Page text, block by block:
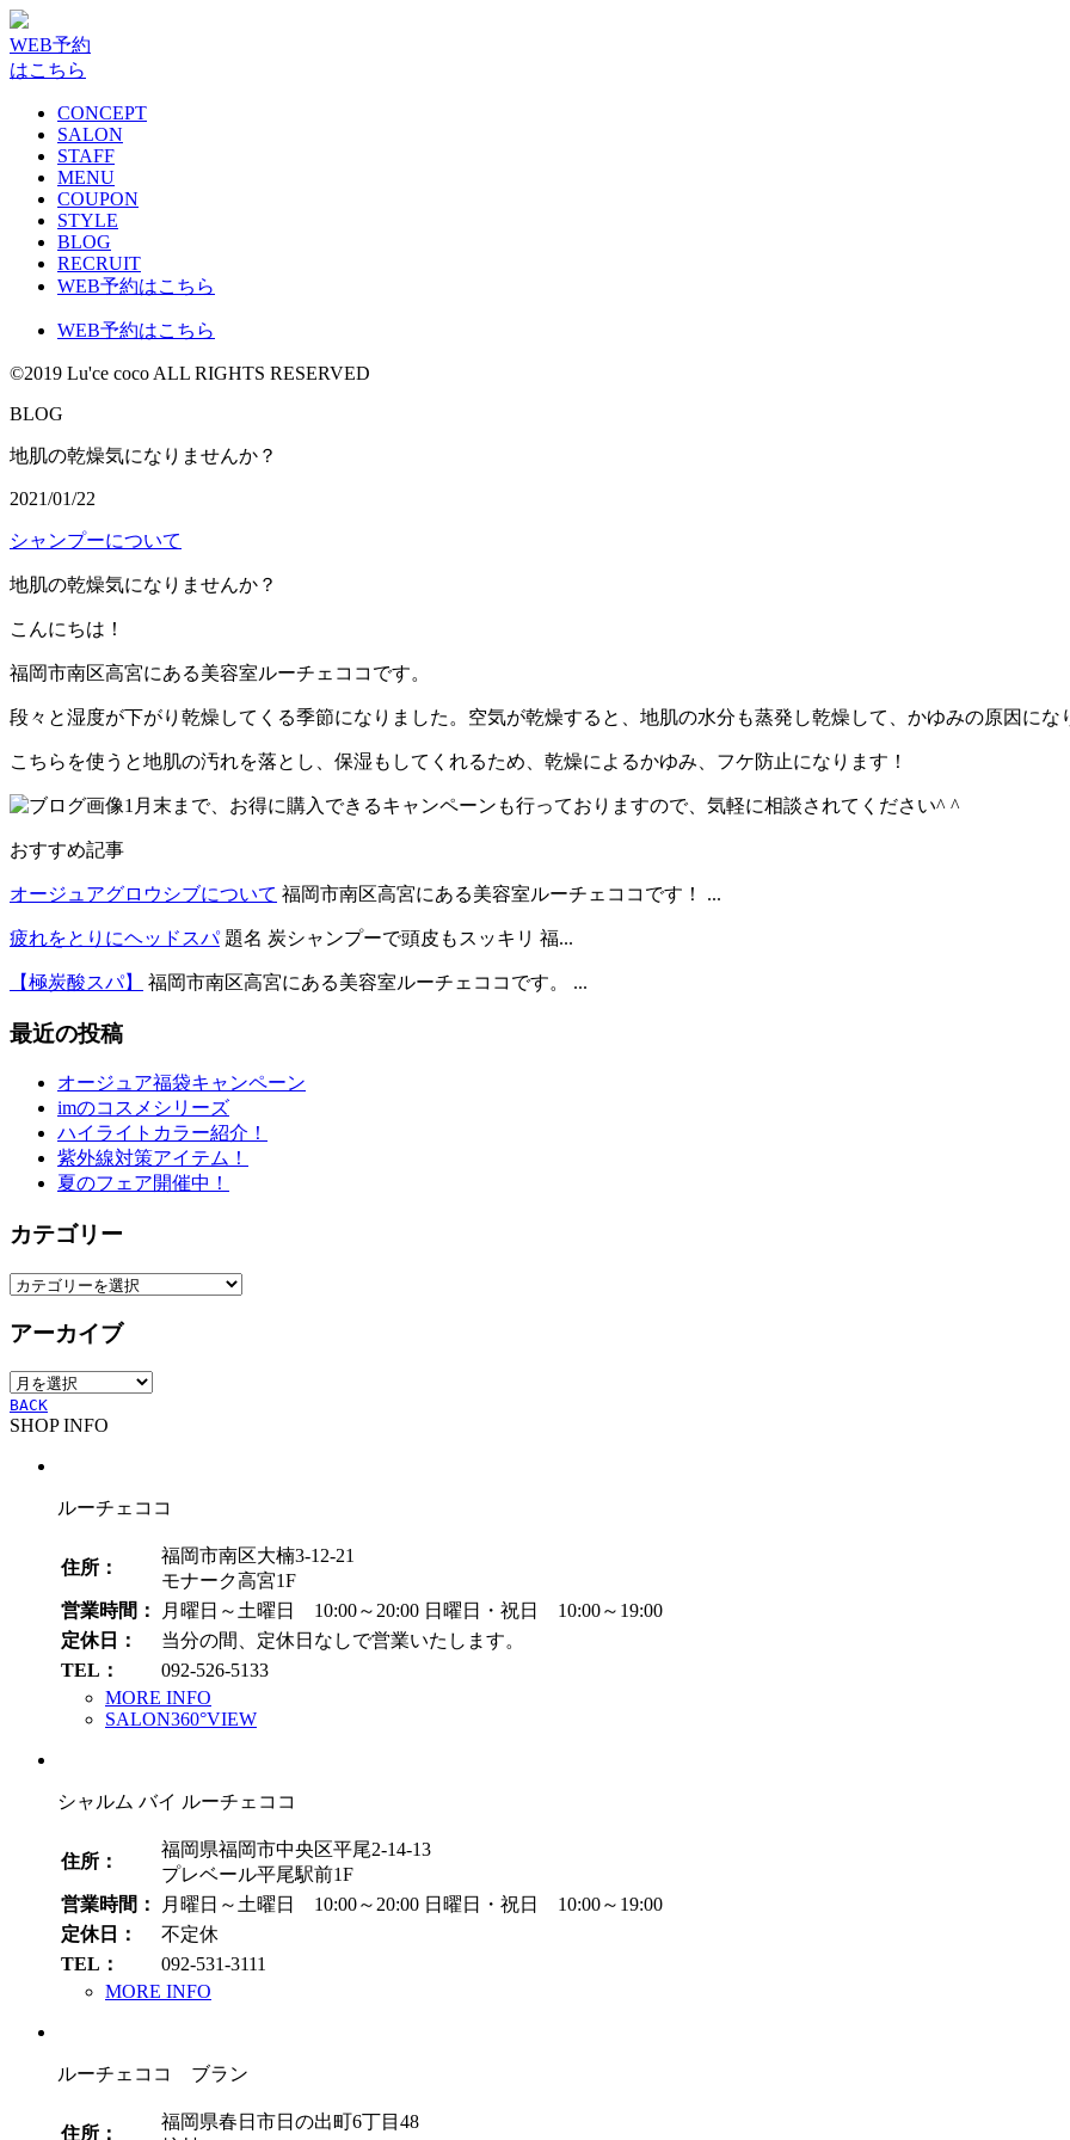
WEB予約
はこちら
CONCEPT
SALON
STAFF
MENU
COUPON
STYLE
BLOG
RECRUIT
WEB予約はこちら
WEB予約はこちら
©2019 Lu'ce coco ALL RIGHTS RESERVED
BLOG
地肌の乾燥気になりませんか？
2021/01/22
シャンプーについて
地肌の乾燥気になりませんか？
こんにちは！
福岡市南区高宮にある美容室ルーチェココです。
段々と湿度が下がり乾燥してくる季節になりました。空気が乾燥すると、地肌の水分も蒸発し乾燥して、かゆみの原因にな
こちらを使うと地肌の汚れを落とし、保湿もしてくれるため、乾燥によるかゆみ、フケ防止になります！
1月末まで、お得に購入できるキャンペーンも行っておりますので、気軽に相談されてください^ ^
おすすめ記事
オージュアグロウシブについて 福岡市南区高宮にある美容室ルーチェココです！ ...
疲れをとりにヘッドスパ 題名 炭シャンプーで頭皮もスッキリ 福...
【極炭酸スパ】 福岡市南区高宮にある美容室ルーチェココです。 ...
最近の投稿
オージュア福袋キャンペーン
imのコスメシリーズ
ハイライトカラー紹介！
紫外線対策アイテム！
夏のフェア開催中！
カテゴリー
カ
ゴ
ー
アーカイブ
ア
ー
カ
BACK
SHOP INFO
ルーチェココ
住所：
福岡市南区大楠3-12-21
モナーク高宮1F
営業時間：
月曜日～土曜日 10:00～20:00 日曜日・祝日 10:00～19:00
定休日：
当分の間、定休日なしで営業いたします。
TEL：
092-526-5133
MORE INFO
SALON360°VIEW
シャルム バイ ルーチェココ
住所：
福岡県福岡市中央区平尾2-14-13
プレベール平尾駅前1F
営業時間：
月曜日～土曜日 10:00～20:00 日曜日・祝日 10:00～19:00
定休日：
不定休
TEL：
092-531-3111
MORE INFO
ルーチェココ ブラン
住所：
福岡県春日市日の出町6丁目48